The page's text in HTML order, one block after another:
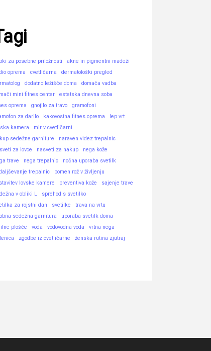
za posebne priložnosti
akne in pigmentni madeži
oprema
cvetličarna
dermatološki pregled
dodatno ležišče doma
domača vadba
mini fitnes center
estetska dnevna soba
oprema
gnojilo za travo
gramofoni
za darilo
kakovostna fitnes oprema
lep vrt
kamera
mir v cvetličarni
sedežne garniture
naraven videz trepalnic
za lovce
nasveti za nakup
nega kože
trave
nega trepalnic
nočna uporaba svetilk
trepalnic
pomen rož v življenju
lovske kamere
preventiva kože
sajenje trave
v obliki L
sprehod s svetilko
za rojstni dan
svetilke
trava na vrtu
sedežna garnitura
uporaba svetilk doma
plošče
voda vodovodna voda
vrtna nega
zgodbe iz cvetličarne ženska rutina zjutraj